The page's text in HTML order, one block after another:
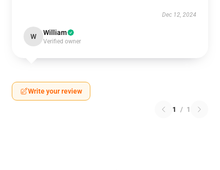
Dec 12, 2024
W William
Verified owner
Write your review
1 / 1